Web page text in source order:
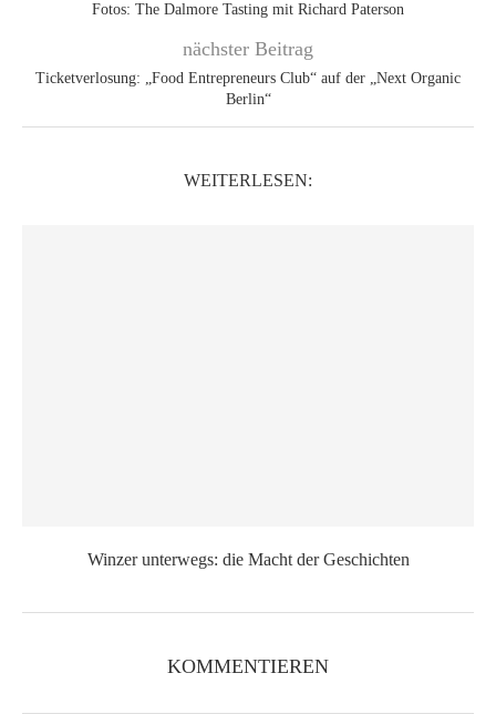
Fotos: The Dalmore Tasting mit Richard Paterson
nächster Beitrag
Ticketverlosung: „Food Entrepreneurs Club“ auf der „Next Organic
Berlin“
WEITERLESEN:
Winzer unterwegs: die Macht der Geschichten
KOMMENTIEREN